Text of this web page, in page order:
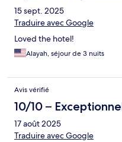
15 sept. 2025
Traduire avec Google
Loved the hotel!
Alayah, séjour de 3 nuits
Avis vérifié
10/10 –
17 août 2025
Traduire avec Google